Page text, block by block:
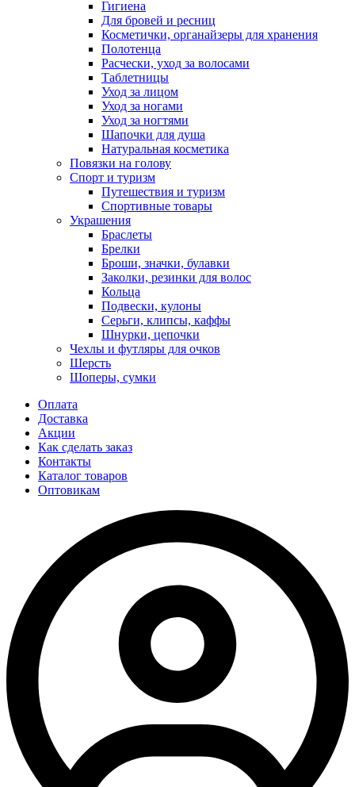
Гигиена
Для бровей и ресниц
Косметички, органайзеры для хранения
Полотенца
Расчески, уход за волосами
Таблетницы
Уход за лицом
Уход за ногами
Уход за ногтями
Шапочки для душа
Натуральная косметика
Повязки на голову
Спорт и туризм
Путешествия и туризм
Спортивные товары
Украшения
Браслеты
Брелки
Броши, значки, булавки
Заколки, резинки для волос
Кольца
Подвески, кулоны
Серьги, клипсы, каффы
Шнурки, цепочки
Чехлы и футляры для очков
Шерсть
Шоперы, сумки
Оплата
Доставка
Акции
Как сделать заказ
Контакты
Каталог товаров
Оптовикам